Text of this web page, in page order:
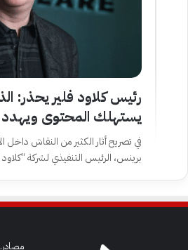
رئيس كلاود فلير يحذر:
يستهلك المحتوى ويهدد
في تصريح أثار الكثير من النقاش داخل
برينس، الرئيس التنفيذي لشركة